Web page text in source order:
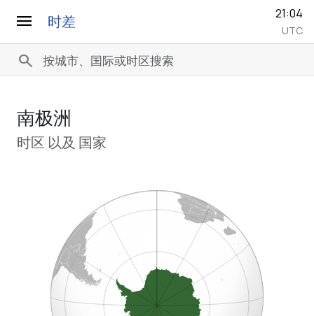
menu 时差 21:04
UTC
search
南极洲
时区 以及 国家